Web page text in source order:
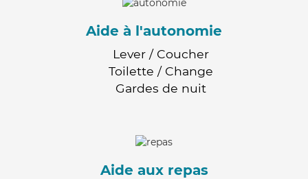
Aide à l'autonomie
Lever / Coucher
Toilette / Change
Gardes de nuit
Aide aux repas